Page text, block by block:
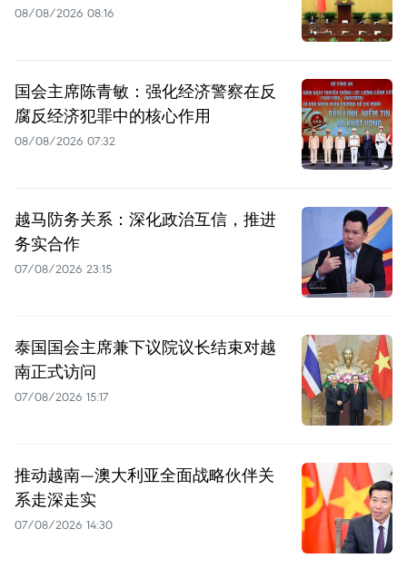
08/08/2026 08:16
国会主席陈青敏：强化经济警察在反
腐反经济犯罪中的核心作用
08/08/2026 07:32
越马防务关系：深化政治互信，推进
务实合作
07/08/2026 23:15
泰国国会主席兼下议院议长结束对越
南正式访问
07/08/2026 15:17
推动越南—澳大利亚全面战略伙伴关
系走深走实
07/08/2026 14:30